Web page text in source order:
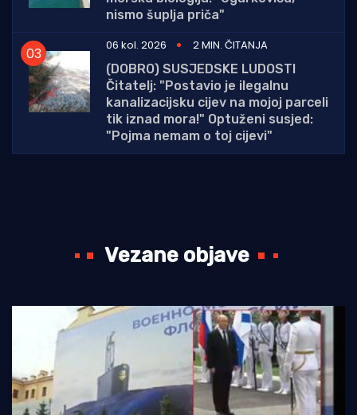
nismo šuplja priča"
06 kol. 2026
2 MIN. ČITANJA
(DOBRO) SUSJEDSKE LUDOSTI
Čitatelj: "Postavio je ilegalnu
kanalizacijsku cijev na mojoj parceli
tik iznad mora!" Optuženi susjed:
"Pojma nemam o toj cijevi"
Vezane objave